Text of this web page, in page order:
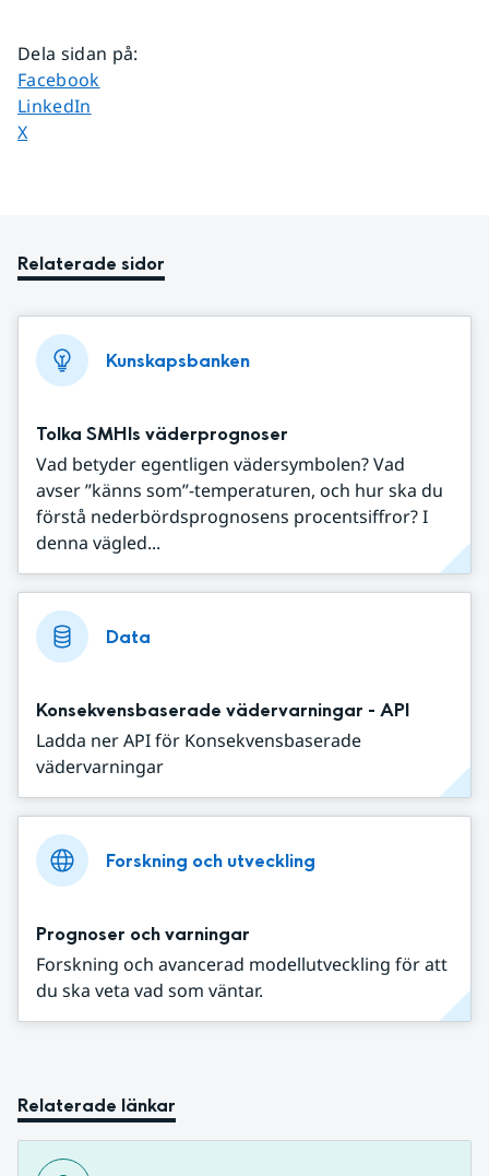
Dela sidan på:
Dela sidan på
Facebook
Dela sidan på
LinkedIn
Dela sidan på
X
Relaterade sidor
Kunskapsbanken
Tolka SMHIs väderprognoser
Vad betyder egentligen vädersymbolen? Vad
avser ”känns som”-temperaturen, och hur ska du
förstå nederbördsprognosens procentsiffror? I
denna vägled...
Data
Konsekvensbaserade vädervarningar - API
Ladda ner API för Konsekvensbaserade
vädervarningar
Forskning och utveckling
Prognoser och varningar
Forskning och avancerad modellutveckling för att
du ska veta vad som väntar.
Relaterade länkar